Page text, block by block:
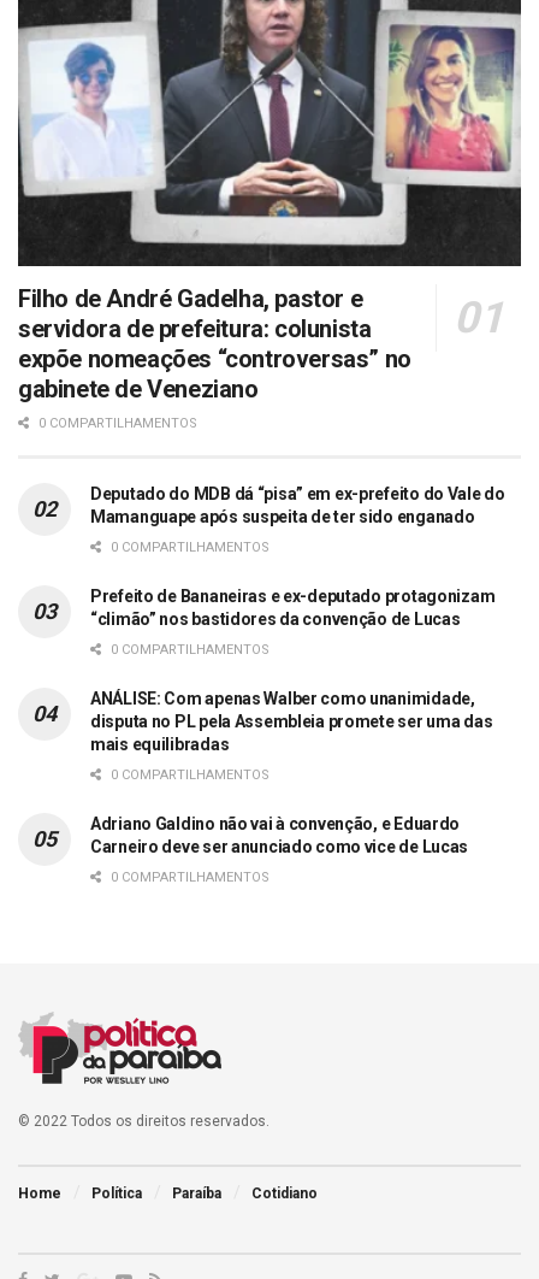
Filho de André Gadelha, pastor e
servidora de prefeitura: colunista
expõe nomeações “controversas” no
gabinete de Veneziano
0 COMPARTILHAMENTOS
Deputado do MDB dá “pisa” em ex-prefeito do Vale do
Mamanguape após suspeita de ter sido enganado
0 COMPARTILHAMENTOS
Prefeito de Bananeiras e ex-deputado protagonizam
“climão” nos bastidores da convenção de Lucas
0 COMPARTILHAMENTOS
ANÁLISE: Com apenas Walber como unanimidade,
disputa no PL pela Assembleia promete ser uma das
mais equilibradas
0 COMPARTILHAMENTOS
Adriano Galdino não vai à convenção, e Eduardo
Carneiro deve ser anunciado como vice de Lucas
0 COMPARTILHAMENTOS
© 2022 Todos os direitos reservados.
Home Política Paraíba Cotidiano